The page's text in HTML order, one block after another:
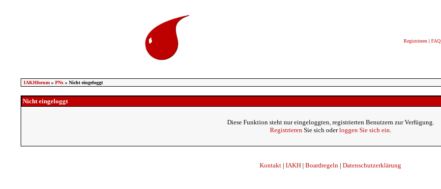
Registrieren | FAQ
IAKHforum» PNs» Nicht eingeloggt
Nicht eingeloggt
Diese Funktion steht nur eingeloggten, registrierten Benutzern zur Verfügung.
RegistrierenSie sich oderloggen Sie sich ein.
Kontakt | IAKH | Boardregeln | Datenschutzerklärung